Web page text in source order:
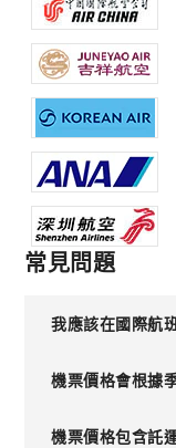
常見問題
我應該在國際航
機票價格會根據
機票價格包含託